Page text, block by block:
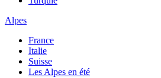
Alpes
France
Italie
Suisse
Les Alpes en été